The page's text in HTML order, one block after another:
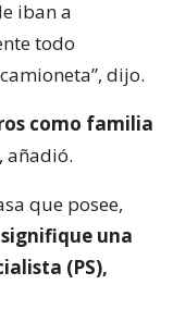
iban a
todo
dijo.
como familia
añadió.
que posee,
una
(PS),